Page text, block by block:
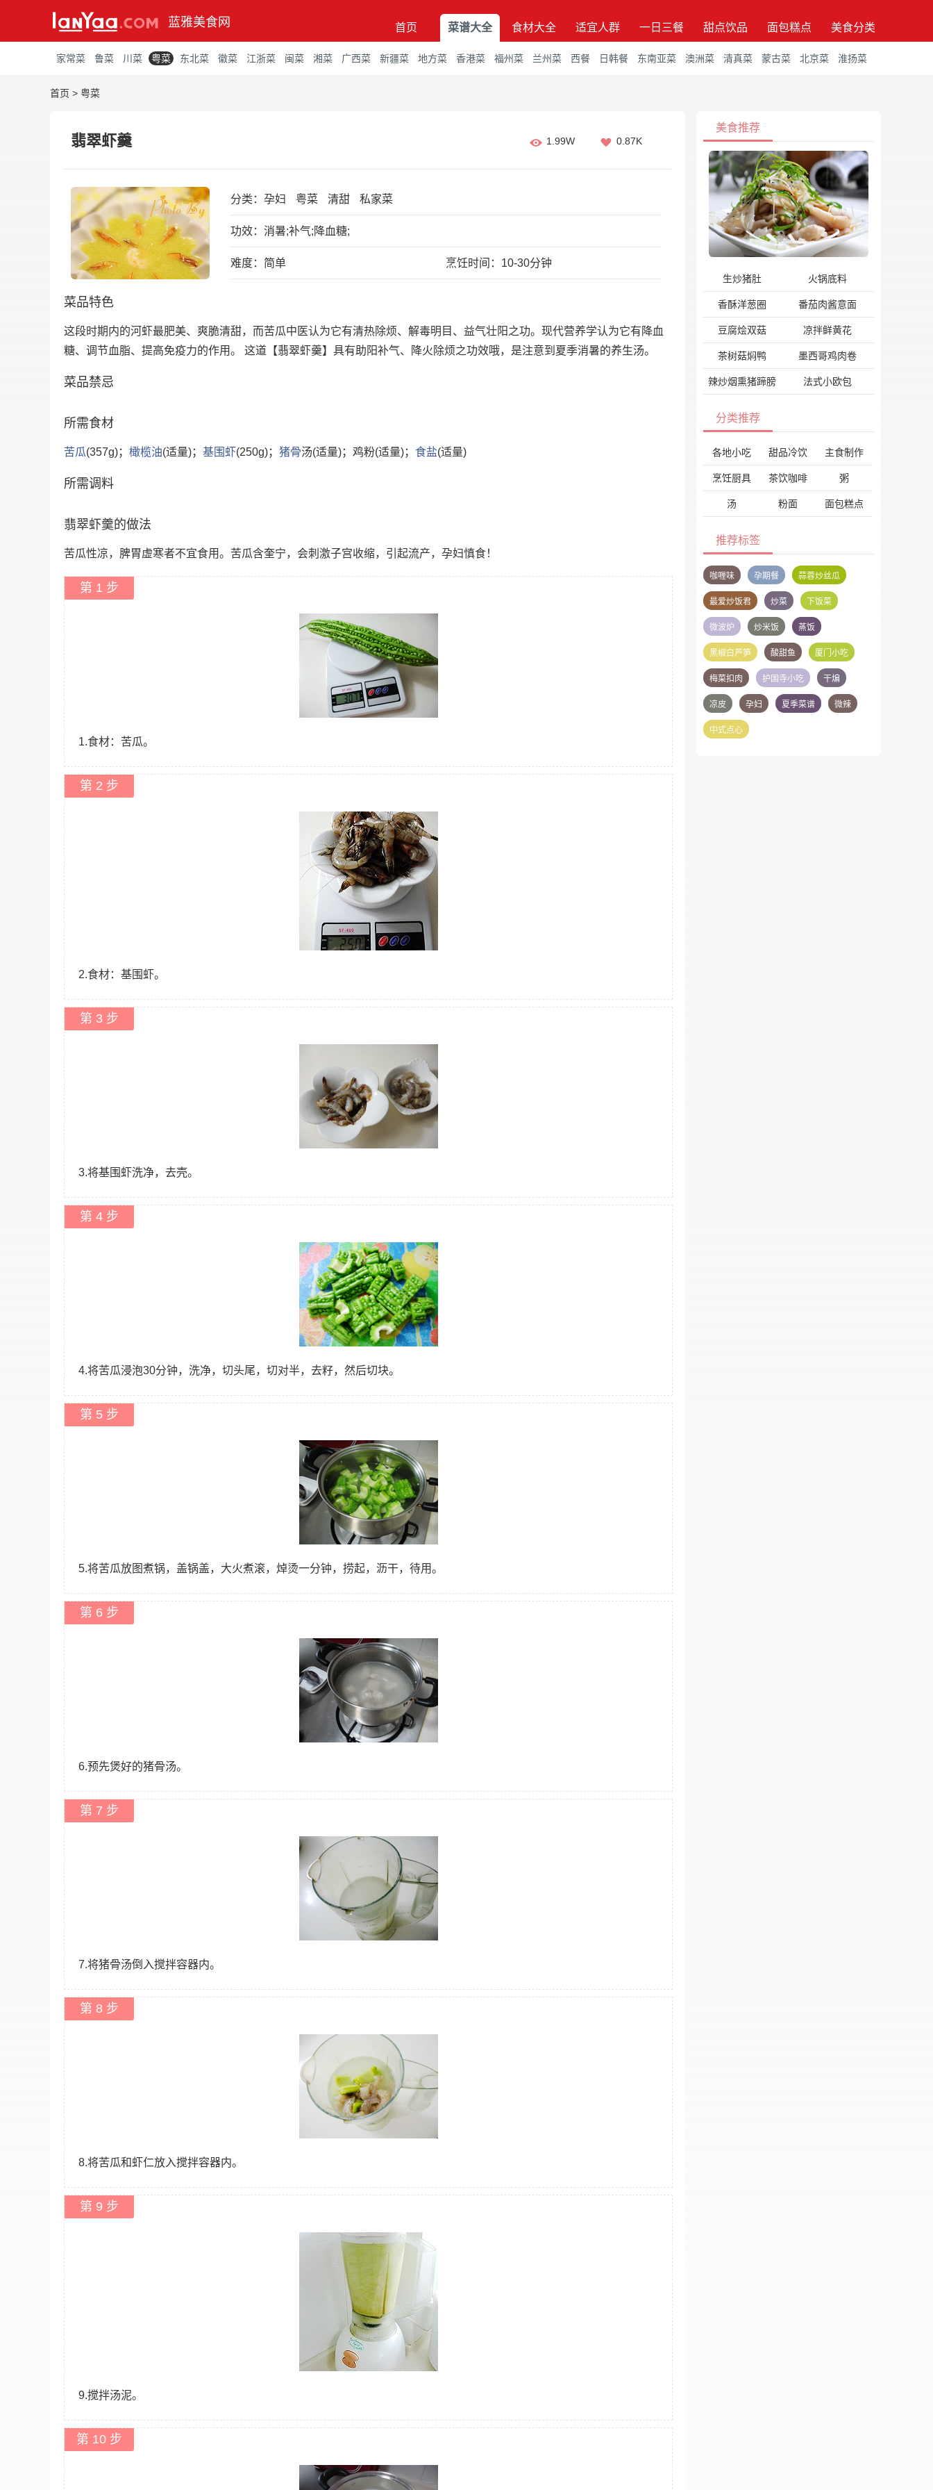
蓝雅美食网 首页 菜谱大全 食材大全 适宜人群 一日三餐 甜点饮品 面包糕点 美食分类
家常菜 鲁菜 川菜 粤菜 东北菜 徽菜 江浙菜 闽菜 湘菜 广西菜 新疆菜 地方菜 香港菜 福州菜 兰州菜 西餐 日韩餐 东南亚菜 澳洲菜 清真菜 蒙古菜 北京菜 淮扬菜
首页 > 粤菜
翡翠虾羹 1.99W 0.87K
分类： 孕妇 粤菜 清甜 私家菜
功效：消暑;补气;降血糖;
难度：简单 烹饪时间：10-30分钟
菜品特色
这段时期内的河虾最肥美、爽脆清甜，而苦瓜中医认为它有清热除烦、解毒明目、益气壮阳之功。现代营养学认为它有降血
糖、调节血脂、提高免疫力的作用。 这道【翡翠虾羹】具有助阳补气、降火除烦之功效哦，是注意到夏季消暑的养生汤。
菜品禁忌
所需食材
苦瓜(357g)； 橄榄油(适量)； 基围虾(250g)； 猪骨汤(适量)；鸡粉(适量)； 食盐(适量)
所需调料
翡翠虾羹的做法
苦瓜性凉，脾胃虚寒者不宜食用。苦瓜含奎宁，会刺激子宫收缩，引起流产，孕妇慎食！
第 1 步
1.食材：苦瓜。
第 2 步
2.食材：基围虾。
第 3 步
3.将基围虾洗净，去壳。
第 4 步
4.将苦瓜浸泡30分钟，洗净，切头尾，切对半，去籽，然后切块。
第 5 步
5.将苦瓜放图煮锅，盖锅盖，大火煮滚，焯烫一分钟，捞起，沥干，待用。
第 6 步
6.预先煲好的猪骨汤。
第 7 步
7.将猪骨汤倒入搅拌容器内。
第 8 步
8.将苦瓜和虾仁放入搅拌容器内。
第 9 步
9.搅拌汤泥。
第 10 步
美食推荐
生炒猪肚 火锅底料
香酥洋葱圈 番茄肉酱意面
豆腐烩双菇 凉拌鲜黄花
茶树菇焖鸭 墨西哥鸡肉卷
辣炒烟熏猪蹄膀 法式小欧包
分类推荐
各地小吃 甜品冷饮 主食制作
烹饪厨具 茶饮咖啡 粥
汤 粉面 面包糕点
推荐标签
咖喱味 孕期餐 蒜蓉炒丝瓜
最爱炒饭君 炒菜 下饭菜
微波炉 炒米饭 蒸饭
黑椒白芦笋 酸甜鱼 厦门小吃
梅菜扣肉 护国寺小吃 干煸
凉皮 孕妇 夏季菜谱 微辣
中式点心